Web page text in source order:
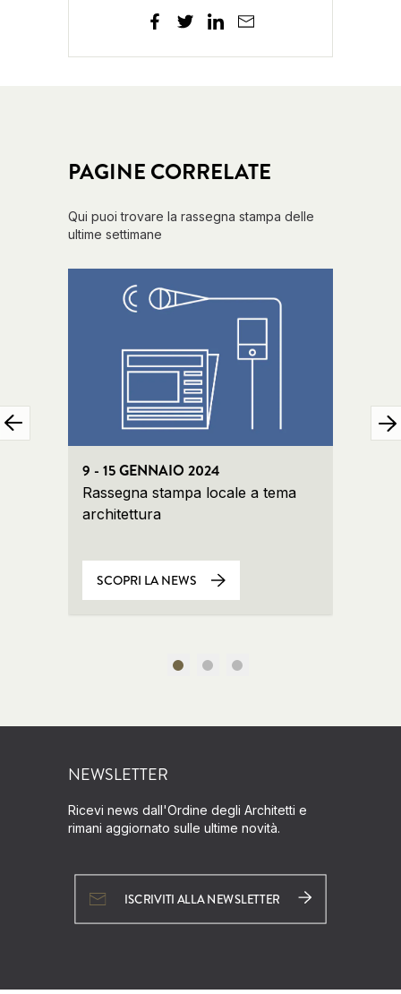
PAGINE CORRELATE
Qui puoi trovare la rassegna stampa delle
ultime settimane
9 - 15 GENNAIO 2024
Rassegna stampa locale a tema
architettura
SCOPRI LA NEWS
NEWSLETTER
Ricevi news dall'Ordine degli Architetti e
rimani aggiornato sulle ultime novità.
ISCRIVITI ALLA NEWSLETTER